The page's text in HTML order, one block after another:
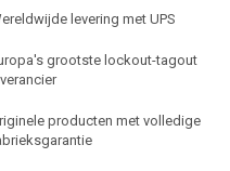
levering met UPS
grootste lockout-tagout
producten met volledige